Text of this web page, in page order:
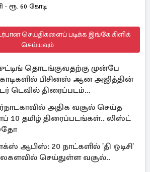
- ரூ. 60 கோடி
செய்திகளைப் படிக்க இங்கே கிளிக்
செய்யவும்
தொடங்குவதற்கு முன்பே
பிசினஸ் ஆன அஜித்தின்
டெவில் திரைப்படம்...
அதிக வசூல் செய்த
10 தமிழ் திரைப்படங்கள்.. லிஸ்ட்
ஆபிஸ்: 20 நாட்களில் 'தி ஒடிசி'
செய்துள்ள வசூல்..